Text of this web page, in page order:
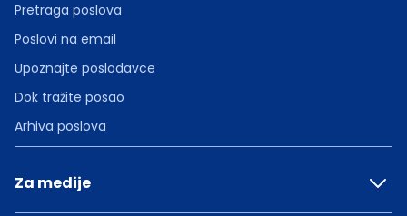
Pretraga poslova
Poslovi na email
Upoznajte poslodavce
Dok tražite posao
Arhiva poslova
Za medije